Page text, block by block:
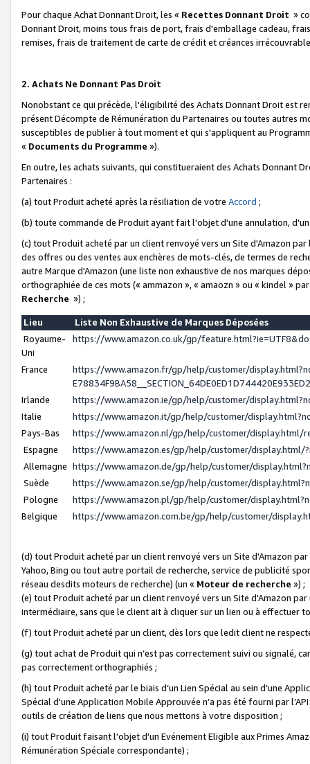
Pour chaque Achat Donnant Droit, les « Recettes Donnant Droit »
Donnant Droit, moins tous frais de port, frais d'emballage cadeau,
remises, frais de traitement de carte de crédit et créances
2. Achats Ne Donnant Pas Droit
Nonobstant ce qui précède, l'éligibilité des Achats Donnant Droit est
présent Décompte de Rémunération du Partenaires ou toutes autres
susceptibles de publier à tout moment et qui s'appliquent au
« Documents du Programme »).
En outre, les achats suivants, qui constitueraient des Achats Donnant
Partenaires :
(a) tout Produit acheté après la résiliation de votre Accord ;
(b) toute commande de Produit ayant fait l'objet d'une annulation,
(c) tout Produit acheté par un client renvoyé vers un Site d'Amazon
des offres ou des ventes aux enchères de mots-clés, de termes de
autre Marque d'Amazon (une liste non exhaustive de nos marques
orthographiée de ces mots (« ammazon », « amaozn » ou « kindel »
Recherche ») ;
Lieu
Liste Non Exhaustive de Marques Déposées
Royaume-
Uni
https://www.amazon.co.uk/gp/
France
https://www.amazon.fr/gp/help/customer/
Irlande
https://www.amazon.ie/gp/help/customer/
Italie
https://www.amazon.it/gp/help/customer/
Pays-Bas
https://www.amazon.nl/gp/help/customer/display.html/
Espagne
https://www.amazon.es/gp/help/customer/display.html/
Allemagne https://www.amazon.de/gp/help/customer/
Suède
https://www.amazon.se/gp/help/customer/
Pologne
https://www.amazon.pl/gp/help/customer/
Belgique
https://www.amazon.com.be/gp/help/customer/
(d) tout Produit acheté par un client renvoyé vers un Site d'Amazon
Yahoo, Bing ou tout autre portail de recherche, service de publicité
réseau desdits moteurs de recherche) (un « Moteur de recherche ») ;
(e) tout Produit acheté par un client renvoyé vers un Site d'Amazon
intermédiaire, sans que le client ait à cliquer sur un lien ou à
(f) tout Produit acheté par un client, dès lors que ledit client ne
(g) tout achat de Produit qui n’est pas correctement suivi ou signalé,
pas correctement orthographiés ;
(h) tout Produit acheté par le biais d’un Lien Spécial au sein d’une
Spécial d'une Application Mobile Approuvée n’a pas été fourni par
outils de création de liens que nous mettons à votre disposition ;
(i) tout Produit faisant l'objet d'un Evénement Eligible aux Primes
Rémunération Spéciale correspondante) ;